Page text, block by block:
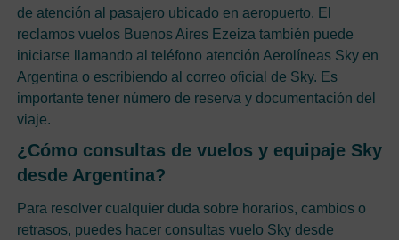
de atención al pasajero ubicado en aeropuerto. El
reclamos vuelos Buenos Aires Ezeiza también puede
iniciarse llamando al teléfono atención Aerolíneas Sky en
Argentina o escribiendo al correo oficial de Sky. Es
importante tener número de reserva y documentación del
viaje.
¿Cómo consultas de vuelos y equipaje Sky
desde Argentina?
Para resolver cualquier duda sobre horarios, cambios o
retrasos, puedes hacer consultas vuelo Sky desde